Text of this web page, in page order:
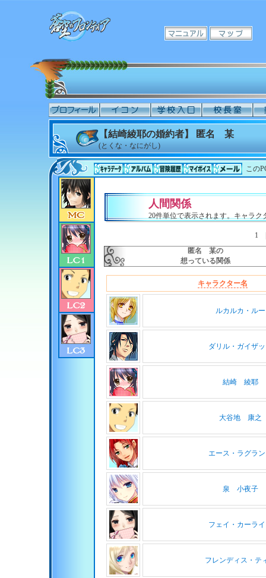
【結崎綾耶の婚約者】 匿名 某
(とくな・なにがし)
この
人間関係
20件単位で表示されます。キャラ
1
匿名 某の
想っている関係
キャラクター名
ルカルカ・ルー
ダリル・ガイザ
結崎 綾耶
大谷地 康之
エース・ラグラ
泉 小夜子
フェイ・カーラ
フレンディス・テ